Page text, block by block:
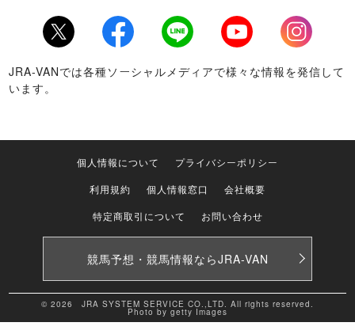
Twitter Facebook LINE Youtube
Instagram
JRA-VANでは各種ソーシャルメディアで様々な情報を発信して
います。
個人情報について
プライバシーポリシー
利用規約
個人情報窓口
会社概要
特定商取引について
お問い合わせ
競馬予想・競馬情報ならJRA-VAN
© 2026 JRA SYSTEM SERVICE CO.,LTD. All rights reserved.
Photo by getty Images